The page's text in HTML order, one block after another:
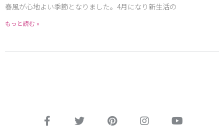
春風が心地よい季節となりました。4月になり新生活の
もっと読む »